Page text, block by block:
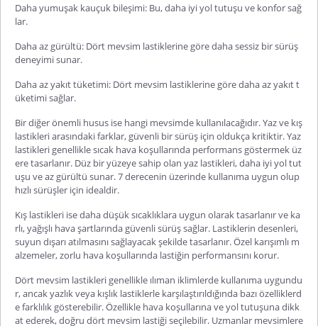
Daha yumuşak kauçuk bileşimi: Bu, daha iyi yol tutuşu ve konfor sağ
lar.
Daha az gürültü: Dört mevsim lastiklerine göre daha sessiz bir sürüş
deneyimi sunar.
Daha az yakıt tüketimi: Dört mevsim lastiklerine göre daha az yakıt t
üketimi sağlar.
Bir diğer önemli husus ise hangi mevsimde kullanılacağıdır. Yaz ve kış
lastikleri arasındaki farklar, güvenli bir sürüş için oldukça kritiktir. Yaz
lastikleri genellikle sıcak hava koşullarında performans göstermek üz
ere tasarlanır. Düz bir yüzeye sahip olan yaz lastikleri, daha iyi yol tut
uşu ve az gürültü sunar. 7 derecenin üzerinde kullanıma uygun olup
hızlı sürüşler için idealdir.
Kış lastikleri ise daha düşük sıcaklıklara uygun olarak tasarlanır ve ka
rlı, yağışlı hava şartlarında güvenli sürüş sağlar. Lastiklerin desenleri,
suyun dışarı atılmasını sağlayacak şekilde tasarlanır. Özel karışımlı m
alzemeler, zorlu hava koşullarında lastiğin performansını korur.
Dört mevsim lastikleri genellikle ılıman iklimlerde kullanıma uygundu
r, ancak yazlık veya kışlık lastiklerle karşılaştırıldığında bazı özelliklerd
e farklılık gösterebilir. Özellikle hava koşullarına ve yol tutuşuna dikk
at ederek, doğru dört mevsim lastiği seçilebilir. Uzmanlar mevsimlere